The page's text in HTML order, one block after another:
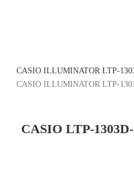
ساعت مچی کاسیو مدل CASIO LTP-1303D-